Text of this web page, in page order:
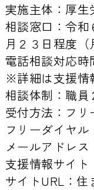
実施主体：厚生
相談窓口：令和
月２３日程度
電話相談対応時
※詳細は支援情
相談体制：職
受付方法：フ
フリーダイヤ
メールアドレス
支援情報サイト
サイトURL：住